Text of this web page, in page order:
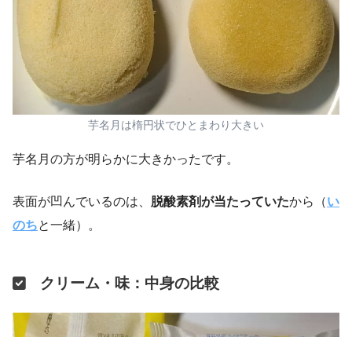
芋名月は楕円状でひとまわり大きい
芋名月の方が明らかに大きかったです。
表面が凹んでいるのは、 脱酸素剤が当たっていたから（い
のちと一緒）。
クリーム・味：中身の比較